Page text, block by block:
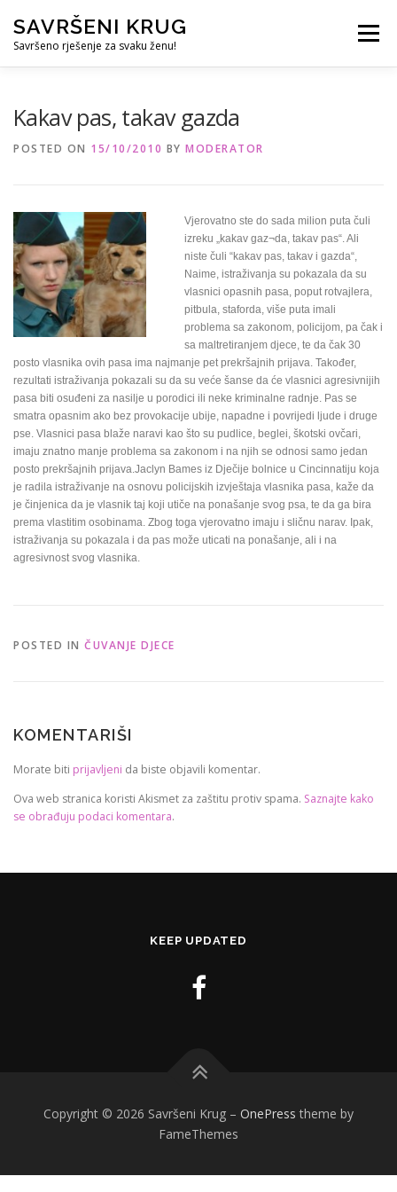
content
SAVRŠENI KRUG
Savršeno rješenje za svaku ženu!
Menu
Kakav pas, takav gazda
POSTED ON 15/10/2010 BY MODERATOR
Vjerovatno ste do sada milion puta čuli
izreku „kakav gaz¬da, takav pas“. Ali
niste čuli “kakav pas, takav i gazda“,
Naime, istraživanja su pokazala da su
vlasnici opasnih pasa, poput rotvajlera,
pitbula, staforda, više puta imali
problema sa zakonom, policijom, pa čak i
sa maltretiranjem djece, te da čak 30
posto vlasnika ovih pasa ima najmanje pet prekršajnih prijava. Također,
rezultati istraživanja pokazali su da su veće šanse da će vlasnici agresivnijih
pasa biti osuđeni za nasilje u porodici ili neke kriminalne radnje. Pas se
smatra opasnim ako bez provokacije ubije, napadne i povrijedi ljude i druge
pse. Vlasnici pasa blaže naravi kao što su pudlice, beglei, škotski ovčari,
imaju znatno manje problema sa zakonom i na njih se odnosi samo jedan
posto prekršajnih prijava.Jaclyn Bames iz Dječije bolnice u Cincinnatiju koja
je radila istraživanje na osnovu policijskih izvještaja vlasnika pasa, kaže da
je činjenica da je vlasnik taj koji utiče na ponašanje svog psa, te da ga bira
prema vlastitim osobinama. Zbog toga vjerovatno imaju i sličnu narav. Ipak,
istraživanja su pokazala i da pas može uticati na ponašanje, ali i na
agresivnost svog vlasnika.
POSTED IN ČUVANJE DJECE
KOMENTARIŠI
Morate biti prijavljeni da biste objavili komentar.
Ova web stranica koristi Akismet za zaštitu protiv spama. Saznajte kako
se obrađuju podaci komentara.
KEEP UPDATED
Copyright © 2026 Savršeni Krug – OnePress theme by
FameThemes